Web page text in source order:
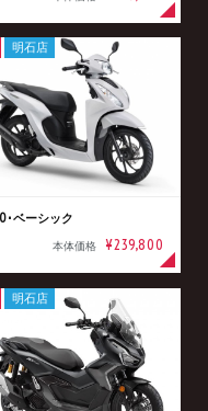
･ベーシック
本体価格 ¥239,800
明石店
明石店